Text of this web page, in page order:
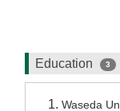
Education 3
Waseda